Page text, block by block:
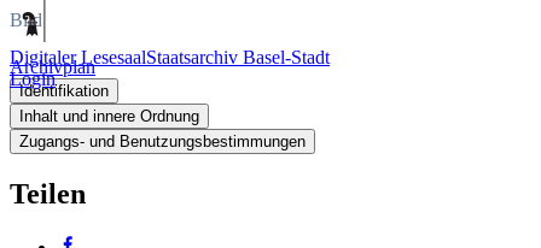
Digitaler LesesaalStaatsarchiv Basel-Stadt
Login
Bild
Archivplan
Identifikation
Inhalt und innere Ordnung
Zugangs- und Benutzungsbestimmungen
Teilen